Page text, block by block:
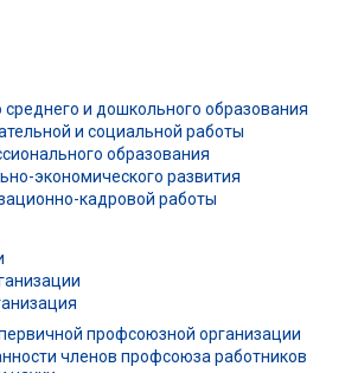
и дошкольного образования
и социальной работы
образования
экономического развития
кадровой работы
профсоюзной организации
членов профсоюза работников